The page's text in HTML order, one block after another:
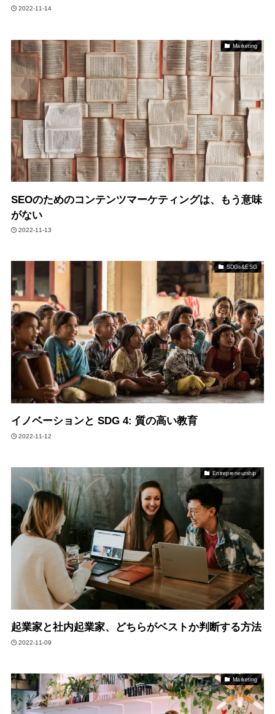
2022-11-14
Marketing
SEOのためのコンテンツマーケティングは、もう意味
がない
2022-11-13
SDGs&ESG
イノベーションと SDG 4: 質の高い教育
2022-11-12
Entrepreneurship
起業家と社内起業家、どちらがベストか判断する方法
2022-11-09
Marketing